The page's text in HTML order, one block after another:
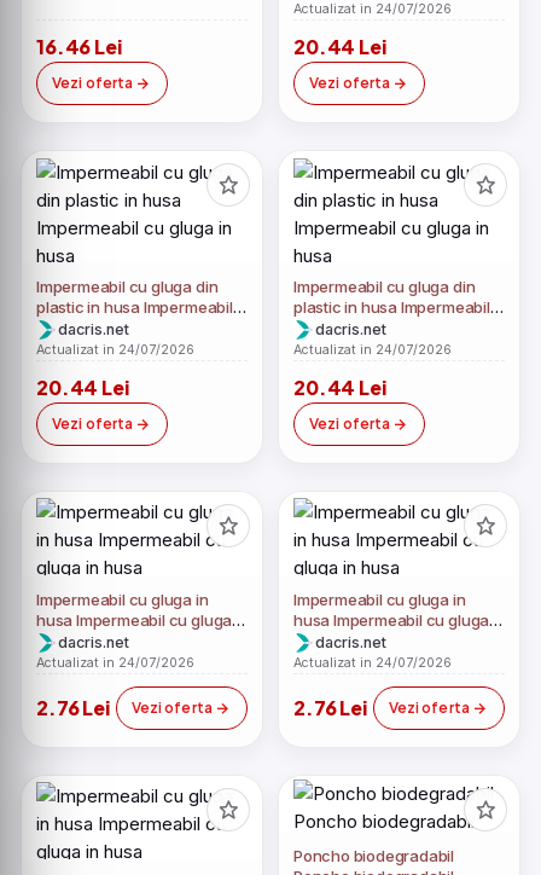
16.46 Lei
Vezi oferta
Actualizat in 24/07/2026
20.44 Lei
Vezi oferta
Impermeabil cu gluga din
plastic in husa Impermeabil
cu gluga in husa
dacris.net
Actualizat in 24/07/2026
20.44 Lei
Vezi oferta
Impermeabil cu gluga din
plastic in husa Impermeabil
cu gluga in husa
dacris.net
Actualizat in 24/07/2026
20.44 Lei
Vezi oferta
Impermeabil cu gluga in
husa Impermeabil cu gluga
in husa
dacris.net
Actualizat in 24/07/2026
2.76 Lei Vezi oferta
Impermeabil cu gluga in
husa Impermeabil cu gluga
in husa
dacris.net
Actualizat in 24/07/2026
2.76 Lei Vezi oferta
Poncho biodegradabil